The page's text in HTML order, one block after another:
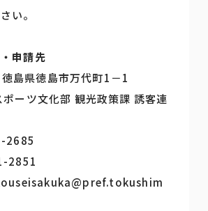
い。
申請先
島県徳島市万代町1－1
ーツ文化部 観光政策課 誘客連
2685
2851